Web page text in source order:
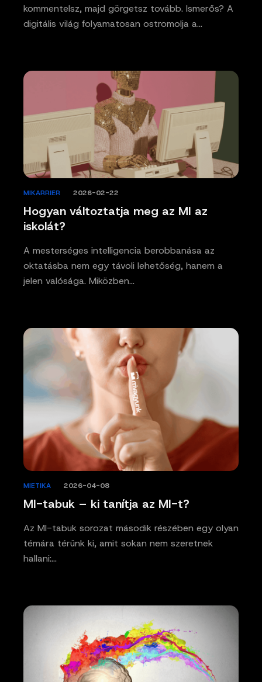
kommentelsz, majd görgetsz tovább. Ismerős? A
digitális világ folyamatosan ostromolja a…
Hogyan változtatja meg az MI az
iskolát?
MIKARRIER 2026-02-22
A mesterséges intelligencia berobbanása az
oktatásba nem egy távoli lehetőség, hanem a
jelen valósága. Miközben…
MI-tabuk – ki tanítja az MI-t?
MIETIKA 2026-04-08
Az MI-tabuk sorozat második részében egy olyan
témára térünk ki, amit sokan nem szeretnek
hallani:…